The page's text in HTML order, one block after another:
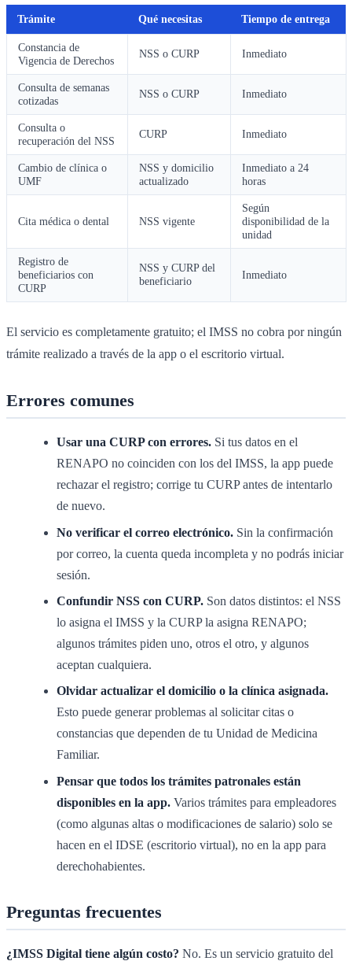
Trámite Qué necesitas Tiempo de entrega
Constancia de
Vigencia de Derechos
NSS o CURP Inmediato
Consulta de semanas
cotizadas
NSS o CURP Inmediato
Consulta o
recuperación del NSS
CURP Inmediato
Cambio de clínica o
UMF
NSS y domicilio
actualizado
Inmediato a 24
horas
Cita médica o dental NSS vigente
Según
disponibilidad de la
unidad
Registro de
beneficiarios con
CURP
NSS y CURP del
beneficiario
Inmediato
El servicio es completamente gratuito; el IMSS no cobra por ningún
trámite realizado a través de la app o el escritorio virtual.
Errores comunes
Usar una CURP con errores. Si tus datos en el
RENAPO no coinciden con los del IMSS, la app puede
rechazar el registro; corrige tu CURP antes de intentarlo
de nuevo.
No verificar el correo electrónico. Sin la confirmación
por correo, la cuenta queda incompleta y no podrás iniciar
sesión.
Confundir NSS con CURP. Son datos distintos: el NSS
lo asigna el IMSS y la CURP la asigna RENAPO;
algunos trámites piden uno, otros el otro, y algunos
aceptan cualquiera.
Olvidar actualizar el domicilio o la clínica asignada.
Esto puede generar problemas al solicitar citas o
constancias que dependen de tu Unidad de Medicina
Familiar.
Pensar que todos los trámites patronales están
disponibles en la app. Varios trámites para empleadores
(como algunas altas o modificaciones de salario) solo se
hacen en el IDSE (escritorio virtual), no en la app para
derechohabientes.
Preguntas frecuentes
¿IMSS Digital tiene algún costo? No. Es un servicio gratuito del